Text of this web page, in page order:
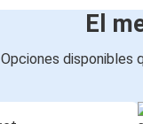
El
Opciones disponibles